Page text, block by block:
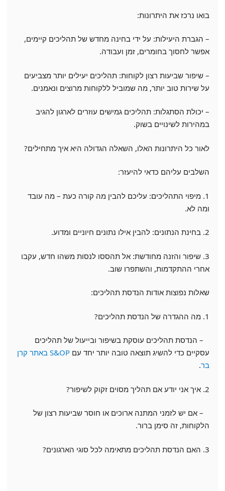
בואו נרכז את היתרונות:
– הגברת היעילות: על ידי בחינה מחדש של תהליכים קיימים,
אפשר לחסוך בחומרים, זמן ועבודה.
– שיפור שביעות רצון לקוחות: תהליכים יעילים יותר מצביעים
על שירות טוב יותר, מה שמוביל ללקוחות מרוצים ונאמנים.
– יכולת הסתגלות: תהליכים גמישים עוזרים לארגון להגיב
במהירות לשינויים בשוק.
לאור כל היתרונות האלו, השאלה הגדולה היא איך מתחילים?
השלבים עליהם כדאי להיעזר:
1. מיפוי התהליכים: עליכם להבין מה קורה כעת – מה עובד
ומה לא.
2. בחינת הנתונים: להבין אילו נתונים חיוניים ומדוע.
3. שיפור והזנה מחודשת: אל תהססו לנסות משהו חדש, עקבו
אחרי ההתקדמות, והשתפרו שוב.
שאלות נפוצות אודות הנדסת תהליכים:
1. מה ההגדרה של הנדסת תהליכים?
– הנדסת תהליכים עוסקת בשיפור ובייעול של תהליכים
עסקיים כדי להשיג תוצאה טובה יותר יחד עם
S&OP באתר קרן
בר.
2. איך אני יודע אם תהליך מסוים זקוק לשיפור?
– אם יש לזמני המתנה ארוכים או חוסר שביעות רצון של
הלקוחות, זה סימן ברור.
3. האם הנדסת תהליכים מתאימה לכל סוגי הארגונים?